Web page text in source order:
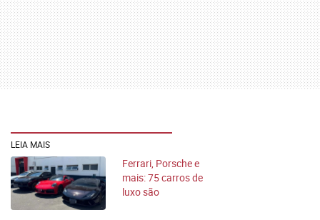
LEIA MAIS
Ferrari, Porsche e
mais: 75 carros de
luxo são